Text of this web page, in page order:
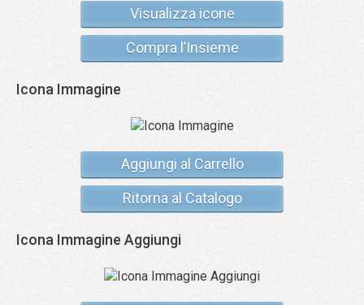
Visualizza icone
Compra l’Insieme
Icona Immagine
Aggiungi al Carrello
Ritorna al Catalogo
Icona Immagine Aggiungi